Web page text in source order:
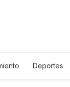
Deportes